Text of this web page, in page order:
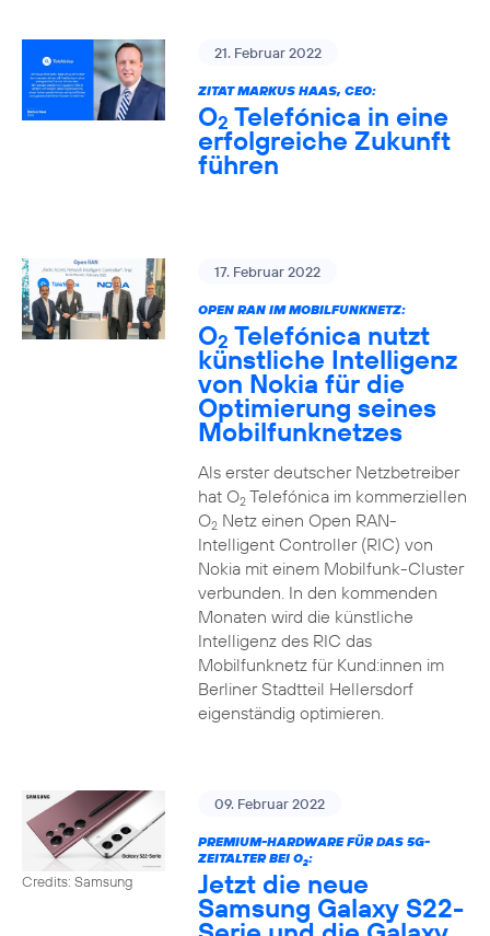
21. Februar 2022
ZITAT MARKUS HAAS, CEO:
O2 Telefónica in eine
erfolgreiche Zukunft
führen
17. Februar 2022
OPEN RAN IM MOBILFUNKNETZ:
O2 Telefónica nutzt
künstliche Intelligenz
von Nokia für die
Optimierung seines
Mobilfunknetzes
Als erster deutscher Netzbetreiber
hat O2Telefónica im kommerziellen
O2Netz einen Open RAN-
Intelligent Controller (RIC) von
Nokia mit einem Mobilfunk-Cluster
verbunden. In den kommenden
Monaten wird die künstliche
Intelligenz des RIC das
Mobilfunknetz für Kund:innen im
Berliner Stadtteil Hellersdorf
eigenständig optimieren.
Credits: Samsung
09. Februar 2022
PREMIUM-HARDWARE FÜR DAS 5G-
ZEITALTER BEI O2:
Jetzt die neue
Samsung Galaxy S22-